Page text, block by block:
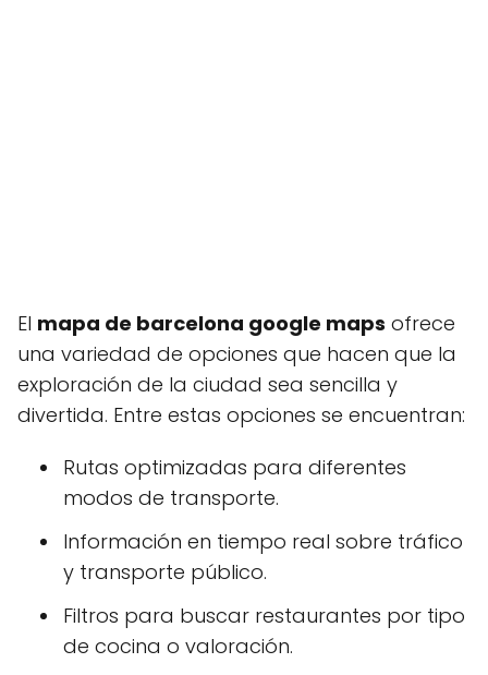
El mapa de barcelona google maps ofrece
una variedad de opciones que hacen que la
exploración de la ciudad sea sencilla y
divertida. Entre estas opciones se encuentran:
Rutas optimizadas para diferentes
modos de transporte.
Información en tiempo real sobre tráfico
y transporte público.
Filtros para buscar restaurantes por tipo
de cocina o valoración.